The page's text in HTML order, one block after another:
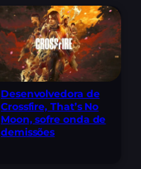
Desenvolvedora de
Crossfire, That’s No
Moon, sofre onda de
demissões